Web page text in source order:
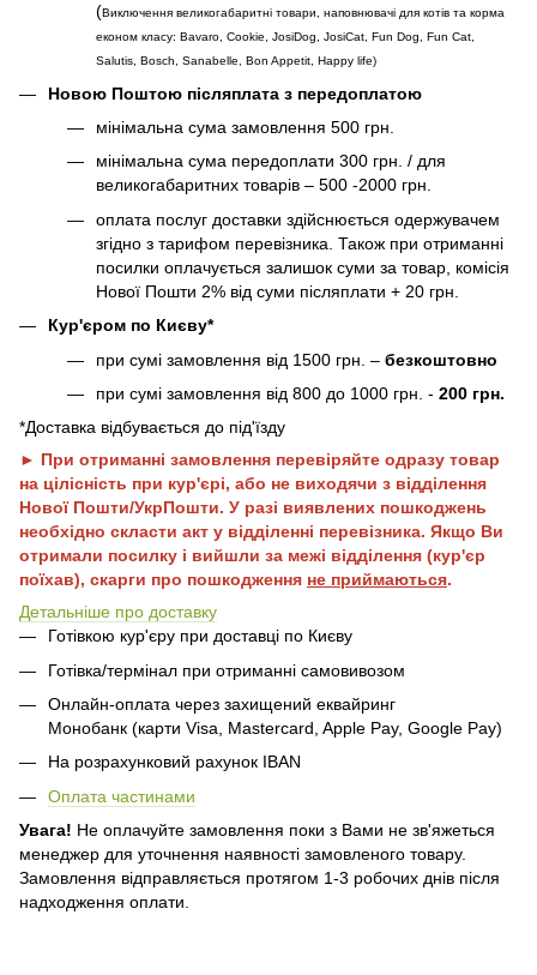
(Виключення великогабаритні товари, наповнювачі для котів та корма
економ класу: Bavaro, Cookie, JosiDog, JosiCat, Fun Dog, Fun Cat,
Salutis, Bosch, Sanabelle, Bon Appetit, Happy life)
Новою Поштою післяплата з передоплатою
мінімальна сума замовлення 500 грн.
мінімальна сума передоплати 300 грн. / для
великогабаритних товарів – 500 -2000 грн.
оплата послуг доставки здійснюється одержувачем
згідно з тарифом перевізника. Також при отриманні
посилки оплачується залишок суми за товар, комісія
Нової Пошти 2% від суми післяплати + 20 грн.
Кур'єром по Києву*
при сумі замовлення від 1500 грн. – безкоштовно
при сумі замовлення від 800 до 1000 грн. - 200 грн.
*Доставка відбувається до під'їзду
► При отриманні замовлення перевіряйте одразу товар
на цілісність при кур'єрі, або не виходячи з відділення
Нової Пошти/УкрПошти. У разі виявлених пошкоджень
необхідно скласти акт у відділенні перевізника. Якщо Ви
отримали посилку і вийшли за межі відділення (кур'єр
поїхав), скарги про пошкодження не приймаються.
Детальніше про доставку
Готівкою кур'єру при доставці по Києву
Готівка/термінал при отриманні самовивозом
Онлайн-оплата через захищений еквайринг
Монобанк (карти Visa, Mastercard, Apple Pay, Google Pay)
На розрахунковий рахунок IBAN
Оплата частинами
Увага! Не оплачуйте замовлення поки з Вами не зв'яжеться
менеджер для уточнення наявності замовленого товару.
Замовлення відправляється протягом 1-3 робочих днів після
надходження оплати.